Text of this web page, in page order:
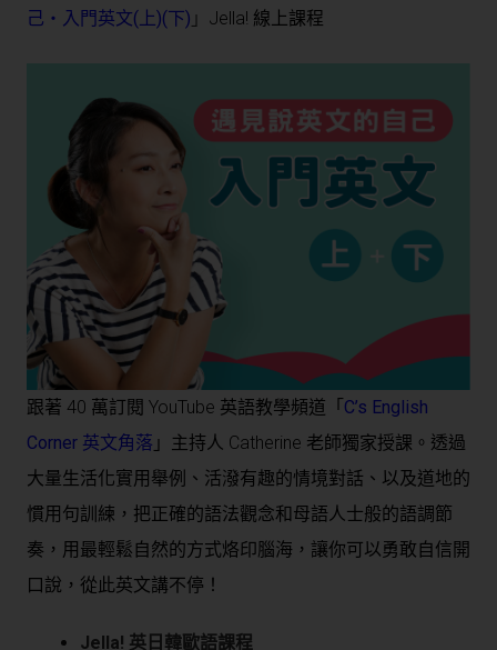
己・入門英文(上)(下) 」 Jella! 線上課程
跟著 40 萬訂閱 YouTube 英語教學頻道「 C’s English
Corner 英文角落 」主持人 Catherine 老師獨家授課。透過
大量生活化實用舉例、活潑有趣的情境對話、以及道地的
慣用句訓練，把正確的語法觀念和母語人士般的語調節
奏，用最輕鬆自然的方式烙印腦海，讓你可以勇敢自信開
口說，從此英文講不停！
Jella! 英日韓歐語課程